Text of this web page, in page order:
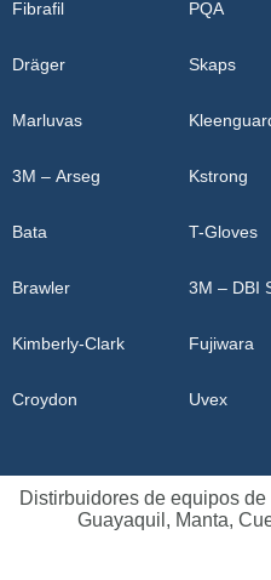
Fibrafil
Dräger
Marluvas
3M – Arseg
Bata
Brawler
Kimberly-Clark
Croydon
PQA
Skaps
Kstrong
T-Gloves
3M – DBI
Fujiwara
Uvex
Distirbuidores de equipos
Guayaquil, Manta,